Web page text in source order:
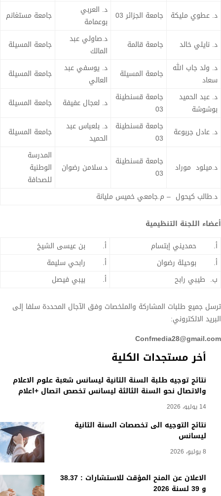
أخر مستجدات الكلية
نتائج توجيه طلبة السنة الثانية ليسانس شعبة علوم الاعلام
والاتصال نحو السنة الثالثة ليسانس تخصص اتصال +اعلام
14 يوليو، 2026
نتائج التوجيه الى تخصصات السنة الثانية
ليسانس
8 يوليو، 2026
الاعلان عن المنح المؤقت للاستشارات : 38.37
و 39 لسنة 2026
د. عطوي مليكة جامعة الجزائر 03
د. العربي
بوعمامة
جامعة مستغانم
د. نايلي خالد جامعة قالمة
د.صاولي عبد
المالك
جامعة المسيلة
د. ولد جاب الله
سعاد
جامعة المسيلة
د. يوسفي عبد
العالي
جامعة المسيلة
د. عبد الحميد
بوشوشة
جامعة قسنطينة
03
د. لعجال عفيفة جامعة المسيلة
د. عادل جربوعة
جامعة قسنطينة
03
د. بلعباس عبد
الحميد
جامعة المسيلة
د.ميلود موراد
جامعة قسنطينة
03
د.سلامن رضوان
المدرسة
الوطنية
للصحافة
د.طالب كيحول – م.جامعي خميس مليانة
أعضاء اللجنة التنظيمية
أ‌. حمديني إبتسام
أ‌. بن عيسى الشيخ
أ‌. بوحيلة رضوان
أ‌. رابحي سليمة
ب‌. طيبي رابح
أ‌. بيبي فيصل
ترسل جميع طلبات المشاركة والملخصات وفق الآجال المحددة سلفا إلى
البريد الالكتروني:
Confmedia28@gmail.com